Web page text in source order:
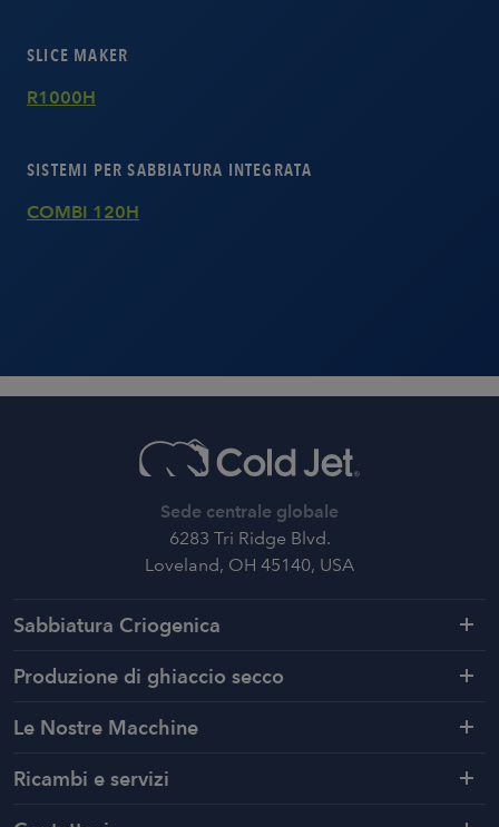
SLICE MAKER
R1000H
SISTEMI PER SABBIATURA INTEGRATA
COMBI 120H
Sede centrale globale
6283 Tri Ridge Blvd.
Loveland, OH 45140, USA
Sabbiatura Criogenica
Produzione di ghiaccio secco
Le Nostre Macchine
Ricambi e servizi